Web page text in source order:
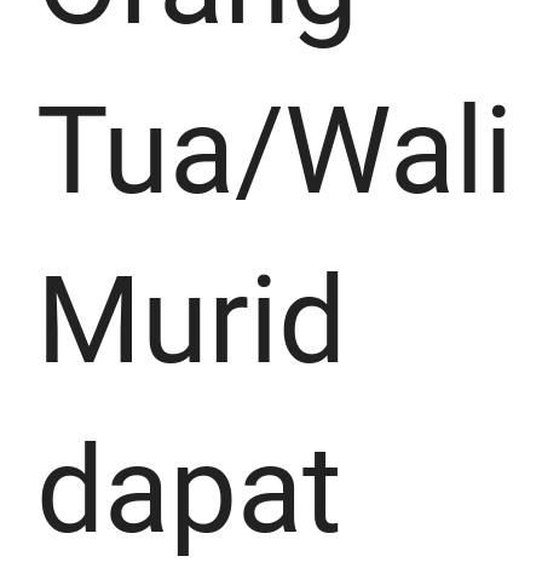
Tua/Wali
Murid
dapat